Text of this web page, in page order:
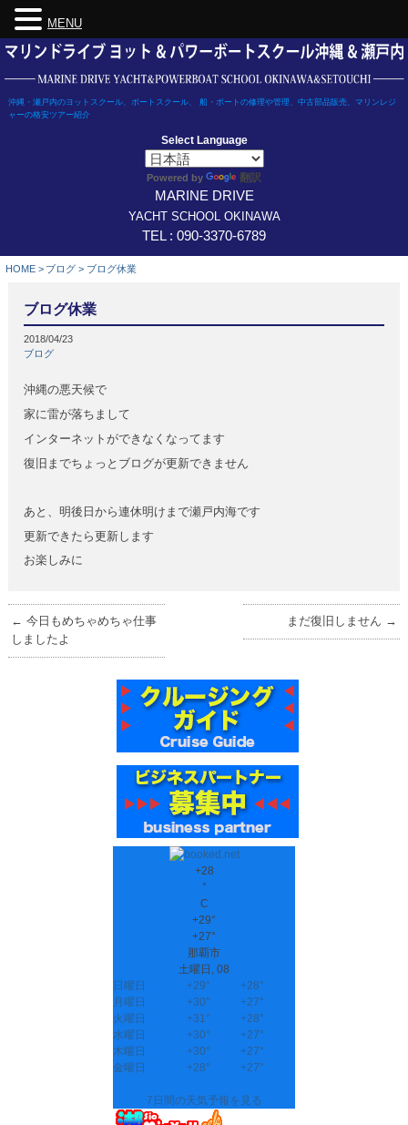
Skip
content
沖縄・瀬戸内のヨットスクール、ボートスクール、 船・ボートの修理や管理、中古部品販売、マリンレジ
ャーの格安ツアー紹介
Select Language
Powered by 翻訳
MARINE DRIVE
YACHT SCHOOL OKINAWA
TEL : 090-3370-6789
HOME > ブログ > ブログ休業
ブログ休業
2018/04/23
ブログ
沖縄の悪天候で
家に雷が落ちまして
インターネットができなくなってます
復旧までちょっとブログが更新できません
あと、明後日から連休明けまで瀬戸内海です
更新できたら更新します
お楽しみに
← 今日もめちゃめちゃ仕事
しましたよ
まだ復旧しません →
+28
°
C
+29°
+27°
那覇市
土曜日, 08
日曜日
+29° +28°
月曜日
+30° +27°
火曜日
+31° +28°
水曜日
+30° +27°
木曜日
+30° +27°
金曜日
+28° +27°
7日間の天気予報を見る
MENU